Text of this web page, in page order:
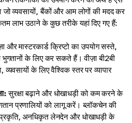
जो व्यवसायों, बैंकों और आम लोगों की मदद कर
लाभ उठाने के कुछ तरीके यहां दिए गए हैं:
और मास्टरकार्ड क्रिप्टो का उपयोग सस्ते,
भुगतानों के लिए कर सकते हैं। वीज़ा बी2बी
के लिए वैश्विक स्तर पर व्यापार
सुरक्षा बढ़ाने और धोखाधड़ी को कम करने के
प्रणालियों को लागू करें। ब्लॉकचेन की
प्रकृति, अनधिकृत लेनदेन और धोखाधड़ी के